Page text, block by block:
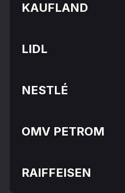
KAUFLAND
LIDL
NESTLÉ
OMV PETROM
RAIFFEISEN